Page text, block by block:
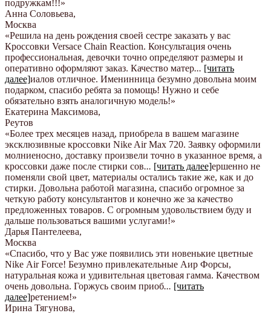
подружкам!!!»
Анна Соловьева,
Москва
«Решила на день рождения своей сестре заказать у вас
Кроссовки Versace Chain Reaction. Консультация очень
профессиональная, девочки точно определяют размеры и
оперативно оформляют заказ. Качество матер... [читать
далее]иалов отличное. Именинница безумно довольна моим
подарком, спасибо ребята за помощь! Нужно и себе
обязательно взять аналогичную модель!»
Екатерина Максимова,
Реутов
«Более трех месяцев назад, приобрела в вашем магазине
эксклюзивные кроссовки Nike Air Max 720. Заявку оформили
молниеносно, доставку произвели точно в указанное время, а
кроссовки даже после стирки сов... [читать далее]ершенно не
поменяли свой цвет, материалы остались такие же, как и до
стирки. Довольна работой магазина, спасибо огромное за
четкую работу консультантов и конечно же за качество
предложенных товаров. С огромным удовольствием буду и
дальше пользоваться вашими услугами!»
Дарья Пантелеева,
Москва
«Спасибо, что у Вас уже появились эти новенькие цветные
Nike Аir Force! Безумно привлекательные Аир Форсы,
натуральная кожа и удивительная цветовая гамма. Качеством
очень довольна. Горжусь своим приоб... [читать
далее]ретением!»
Ирина Тягунова,